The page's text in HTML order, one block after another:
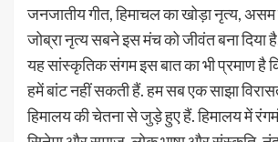
जनजातीय गीत, हिमाचल का खोड़ा नृत्य, असम
जोब्रा नृत्य सबने इस मंच को जीवंत बना दिया
यह सांस्कृतिक संगम इस बात का भी प्रमाण है
हमें बांट नहीं सकती हैं. हम सब एक साझा
हिमालय की चेतना से जुड़े हुए हैं. हिमालय में